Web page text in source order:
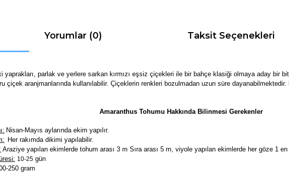
Yorumlar (0) Taksit Seçenekleri
yaprakları, parlak ve yerlere sarkan kırmızı eşsiz çiçekleri ile bir bahçe klasiği olmaya aday bir
çiçek aranjmanlarında kullanılabilir. Çiçeklerin renkleri bozulmadan uzun süre
Amaranthus Tohumu Hakkında Bilinmesi Gerekenler
Nisan-Mayıs aylarında ekim yapılır.
Her rakımda dikimi yapılabilir.
Araziye yapılan ekimlerde tohum arası 3 m Sıra arası 5 m, viyole yapılan ekimlerde her göze 1
10-25 gün
250 gram